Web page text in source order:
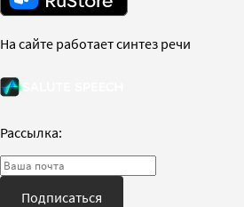
На сайте работает синтез речи
Рассылка:
Подписаться